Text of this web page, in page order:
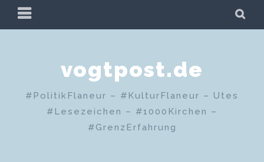
Zum
PRIMÄRES
MENÜ
vogtpost.de
#PolitikFlaneur – #KulturFlaneur – Utes
#Lesezeichen – #1000Kirchen –
#GrenzErfahrung